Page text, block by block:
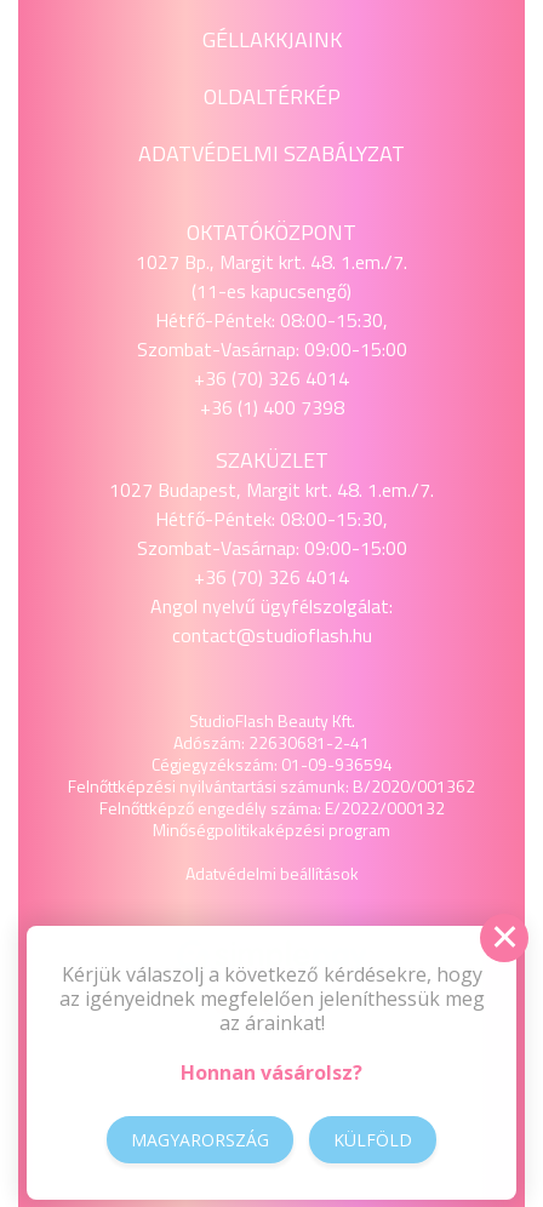
GÉLLAKKJAINK
OLDALTÉRKÉP
ADATVÉDELMI SZABÁLYZAT
OKTATÓKÖZPONT
1027 Bp., Margit krt. 48. 1.em./7.
(11-es kapucsengő)
Hétfő-Péntek: 08:00-15:30,
Szombat-Vasárnap: 09:00-15:00
+36 (70) 326 4014
+36 (1) 400 7398
SZAKÜZLET
1027 Budapest, Margit krt. 48. 1.em./7.
Hétfő-Péntek: 08:00-15:30,
Szombat-Vasárnap: 09:00-15:00
+36 (70) 326 4014
Angol nyelvű ügyfélszolgálat:
contact@studioflash.hu
StudioFlash Beauty Kft.
Adószám: 22630681-2-41
Cégjegyzékszám: 01-09-936594
Felnőttképzési nyilvántartási számunk: B/2020/001362
Felnőttképző engedély száma: E/2022/000132
Minőségpolitikaképzési program
Adatvédelmi beállítások
2009-2026 © Minden jog fenntartva
Kérjük válaszolj a következő kérdésekre, hogy
az igényeidnek megfelelően jeleníthessük meg
az árainkat!
Honnan vásárolsz?
MAGYARORSZÁG KÜLFÖLD